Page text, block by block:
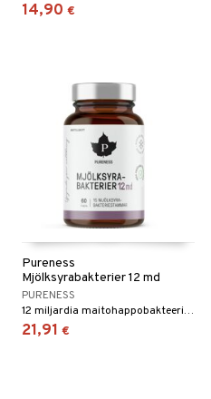
14,90 €
Pureness
Mjölksyrabakterier 12 md
PURENESS
12 miljardia maitohappobakteeria per kapseli
21,91 €